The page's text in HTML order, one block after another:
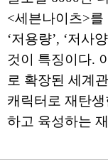
<세븐나이츠>를
‘저용량’, ‘저사
것이 특징이다.
로 확장된 세계
캐릭터로 재탄
하고 육성하는